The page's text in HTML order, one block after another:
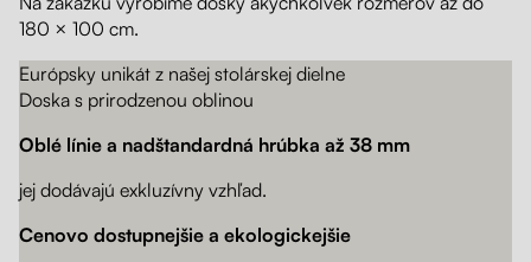
180 × 100 cm.
Európsky unikát z našej stolárskej dielne
Doska s prirodzenou oblinou
Oblé línie a nadštandardná hrúbka až 38 mm
jej dodávajú exkluzívny vzhľad.
Cenovo dostupnejšie a ekologickejšie